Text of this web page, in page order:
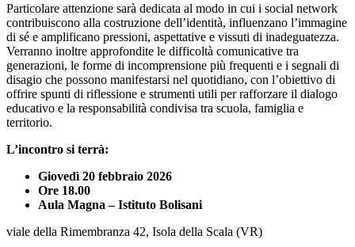
Particolare attenzione sarà dedicata al modo in cui i social network
contribuiscono alla costruzione dell’identità, influenzano l’immagine
di sé e amplificano pressioni, aspettative e vissuti di inadeguatezza.
Verranno inoltre approfondite le difficoltà comunicative tra
generazioni, le forme di incomprensione più frequenti e i segnali di
disagio che possono manifestarsi nel quotidiano, con l’obiettivo di
offrire spunti di riflessione e strumenti utili per rafforzare il dialogo
educativo e la responsabilità condivisa tra scuola, famiglia e
territorio.
L’incontro si terrà:
Giovedì 20 febbraio 2026
Ore 18.00
Aula Magna – Istituto Bolisani
viale della Rimembranza 42, Isola della Scala (VR)